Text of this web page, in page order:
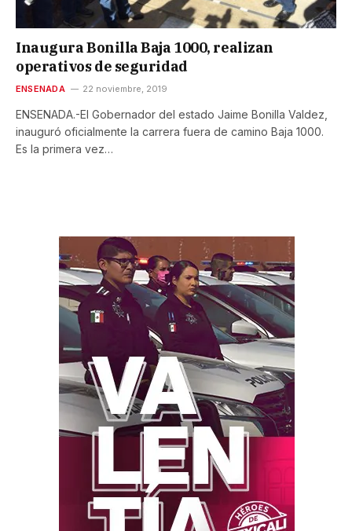
Inaugura Bonilla Baja 1000, realizan
operativos de seguridad
ENSENADA 22 noviembre, 2019
ENSENADA.-El Gobernador del estado Jaime Bonilla Valdez,
inauguró oficialmente la carrera fuera de camino Baja 1000.
Es la primera vez…